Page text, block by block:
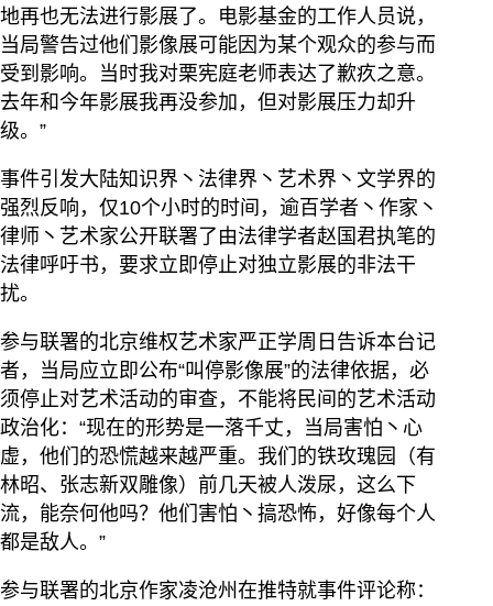
地再也无法进行影展了。电影基金的工作人员说，
当局警告过他们影像展可能因为某个观众的参与而
受到影响。当时我对栗宪庭老师表达了歉疚之意。
去年和今年影展我再没参加，但对影展压力却升
级。”
事件引发大陆知识界丶法律界丶艺术界丶文学界的
强烈反响，仅10个小时的时间，逾百学者丶作家丶
律师丶艺术家公开联署了由法律学者赵国君执笔的
法律呼吁书，要求立即停止对独立影展的非法干
扰。
参与联署的北京维权艺术家严正学周日告诉本台记
者，当局应立即公布“叫停影像展”的法律依据，必
须停止对艺术活动的审查，不能将民间的艺术活动
政治化：“现在的形势是一落千丈，当局害怕丶心
虚，他们的恐慌越来越严重。我们的铁玫瑰园（有
林昭、张志新双雕像）前几天被人泼尿，这么下
流，能奈何他吗？他们害怕丶搞恐怖，好像每个人
都是敌人。”
参与联署的北京作家凌沧州在推特就事件评论称：